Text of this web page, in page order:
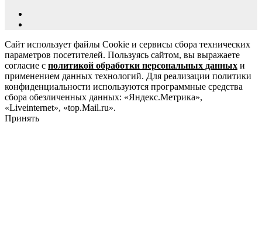
Сайт использует файлы Cookie и сервисы сбора технических
параметров посетителей. Пользуясь сайтом, вы выражаете
согласие с политикой обработки персональных данных и
применением данных технологий. Для реализации политики
конфиденциальности используются программные средства
сбора обезличенных данных: «Яндекс.Метрика»,
«Liveinternet», «top.Mail.ru».
Принять